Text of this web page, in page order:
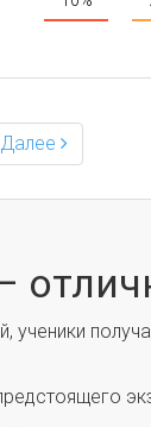
Далее
ученики